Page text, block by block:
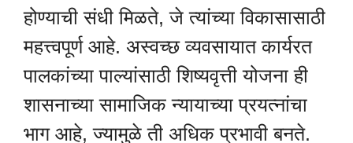
होण्याची संधी मिळते, जे त्यांच्या विकासासाठी
महत्त्वपूर्ण आहे. अस्वच्छ व्यवसायात कार्यरत
पालकांच्या पाल्यांसाठी शिष्यवृत्ती योजना ही
शासनाच्या सामाजिक न्यायाच्या प्रयत्नांचा
भाग आहे, ज्यामुळे ती अधिक प्रभावी बनते.